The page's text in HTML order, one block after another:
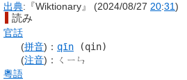
出典:『Wiktionary』 (2024/08/27 20:31)
読み
官話
(拼音) ： qīn (qin)
(注音) ：
ㄑㄧㄣ
粵語